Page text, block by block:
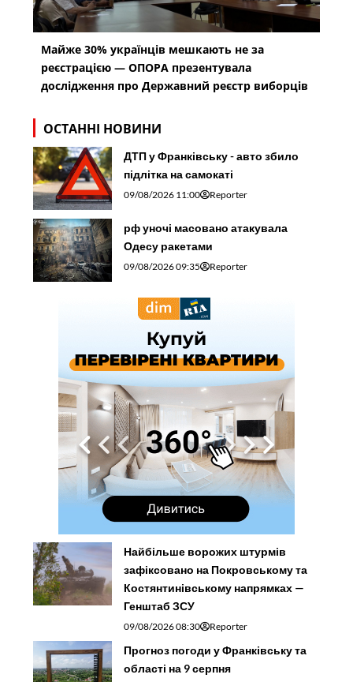
Майже 30% українців мешкають не за
реєстрацією — ОПОРА презентувала
дослідження про Державний реєстр виборців
ОСТАННІ НОВИНИ
ДТП у Франківську - авто збило
підлітка на самокаті
09/08/2026 11:00 Reporter
рф уночі масовано атакувала
Одесу ракетами
09/08/2026 09:35 Reporter
Найбільше ворожих штурмів
зафіксовано на Покровському та
Костянтинівському напрямках —
Генштаб ЗСУ
09/08/2026 08:30 Reporter
Прогноз погоди у Франківську та
області на 9 серпня